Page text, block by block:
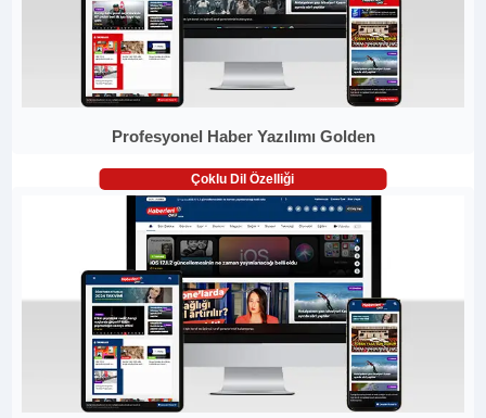
Profesyonel Haber Yazılımı Golden
Çoklu Dil Özelliği